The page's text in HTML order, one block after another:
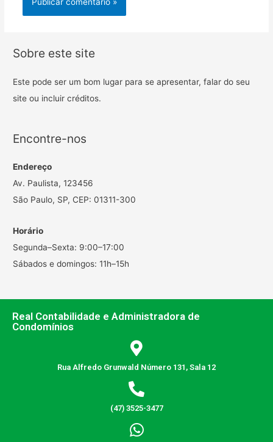
Sobre este site
Este pode ser um bom lugar para se apresentar, falar do seu
site ou incluir créditos.
Encontre-nos
Endereço
Av. Paulista, 123456
São Paulo, SP, CEP: 01311-300
Horário
Segunda–Sexta: 9:00–17:00
Sábados e domingos: 11h–15h
Real Contabilidade e Administradora de
Condomínios
Rua Alfredo Grunwald Número 131, Sala 12
(47) 3525-3477